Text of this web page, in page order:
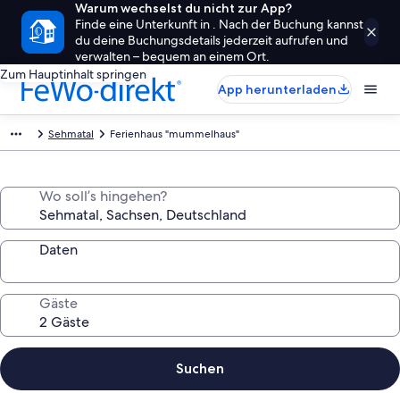
Warum wechselst du nicht zur App?
Finde eine Unterkunft in . Nach der Buchung kannst
du deine Buchungsdetails jederzeit aufrufen und
verwalten – bequem an einem Ort.
Zum Hauptinhalt springen
App herunterladen
Sehmatal Ferienhaus "mummelhaus"
Wo soll’s hingehen?
Daten
Gäste
Suchen